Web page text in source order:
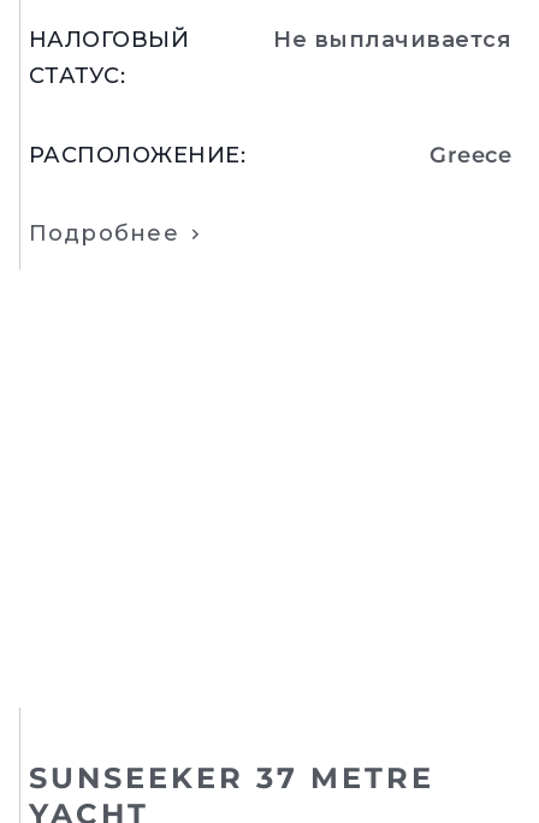
НАЛОГОВЫЙ
СТАТУС:
Не выплачивается
РАСПОЛОЖЕНИЕ: Greece
Подробнее
SUNSEEKER 37 METRE
YACHT